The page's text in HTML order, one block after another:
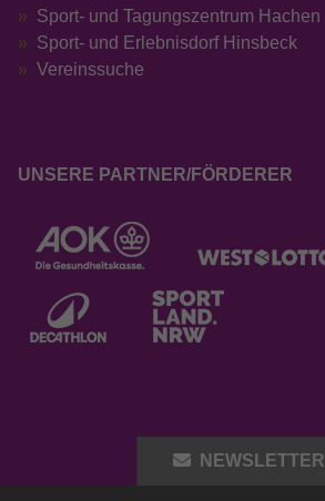
Sport- und Tagungszentrum Hachen
Sport- und Erlebnisdorf Hinsbeck
Vereinssuche
UNSERE PARTNER/FÖRDERER
NEWSLETTER